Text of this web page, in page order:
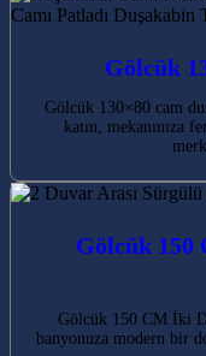
Gölcük
Gölcük 130×80 cam
katın, mekanınıza
Gölcük 150
Gölcük 150 CM İki
banyonuza modern bir